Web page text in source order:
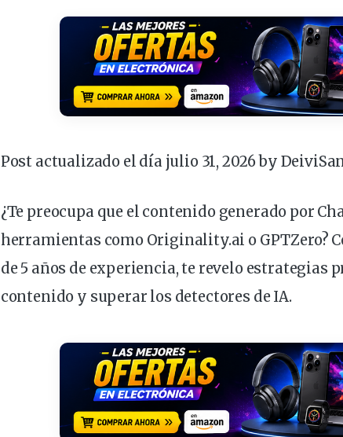
Post actualizado el día julio 31, 2026 by
¿Te preocupaque el contenido generado por
herramientas como Originality.ai o GPTZero?
de 5 años de experiencia, te revelo estrategias
contenido y superar los detectores de IA.